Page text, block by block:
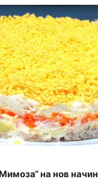
на нов начин